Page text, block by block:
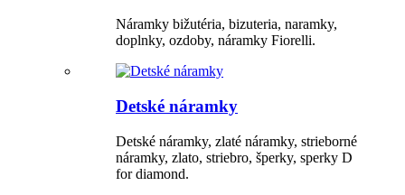
Náramky bižutéria, bizuteria, naramky,
doplnky, ozdoby, náramky Fiorelli.
Detské náramky
Detské náramky, zlaté náramky, strieborné
náramky, zlato, striebro, šperky, sperky D
for diamond.